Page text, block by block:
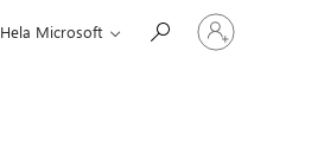
Hela Microsoft
Logga
in